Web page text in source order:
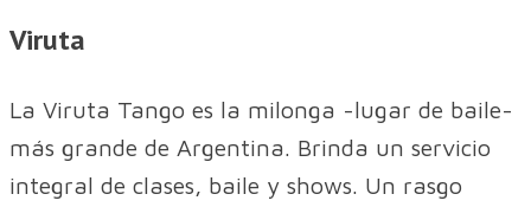
Viruta
La Viruta Tango es la milonga -lugar de baile-
más grande de Argentina. Brinda un servicio
integral de clases, baile y shows. Un rasgo